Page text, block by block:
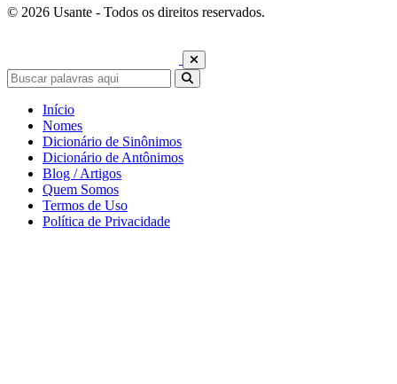
© 2026 Usante - Todos os direitos reservados.
Início
Nomes
Dicionário de Sinônimos
Dicionário de Antônimos
Blog / Artigos
Quem Somos
Termos de Uso
Política de Privacidade